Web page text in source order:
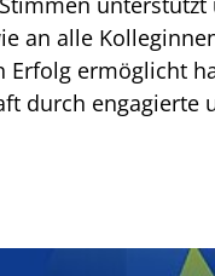
an alle
ermöglicht
durch engagierte